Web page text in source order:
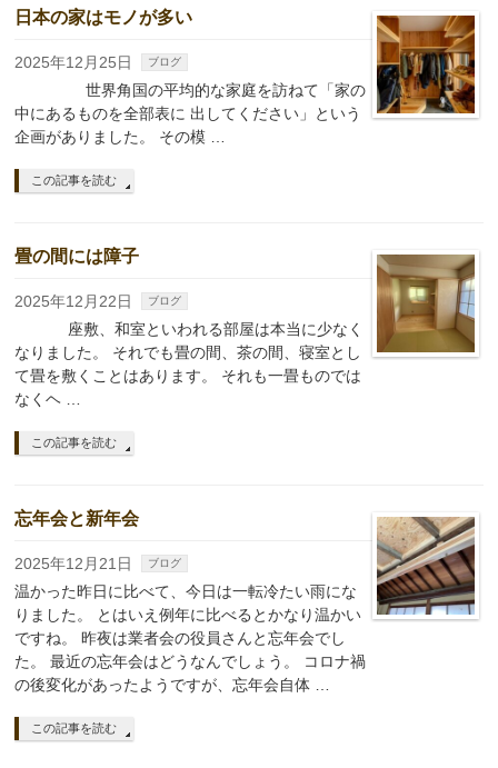
日本の家はモノが多い
2025年12月25日 ブログ
世界角国の平均的な家庭を訪ねて「家の
中にあるものを全部表に 出してください」という
企画がありました。 その模 …
この記事を読む
畳の間には障子
2025年12月22日 ブログ
座敷、和室といわれる部屋は本当に少なく
なりました。 それでも畳の間、茶の間、寝室とし
て畳を敷くことはあります。 それも一畳ものでは
なくヘ …
この記事を読む
忘年会と新年会
2025年12月21日 ブログ
温かった昨日に比べて、今日は一転冷たい雨にな
りました。 とはいえ例年に比べるとかなり温かい
ですね。 昨夜は業者会の役員さんと忘年会でし
た。 最近の忘年会はどうなんでしょう。 コロナ禍
の後変化があったようですが、忘年会自体 …
この記事を読む